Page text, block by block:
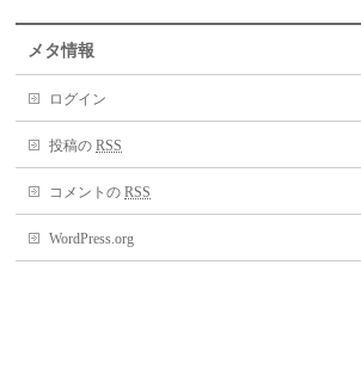
メタ情報
ログイン
投稿のRSS
コメントのRSS
WordPress.org